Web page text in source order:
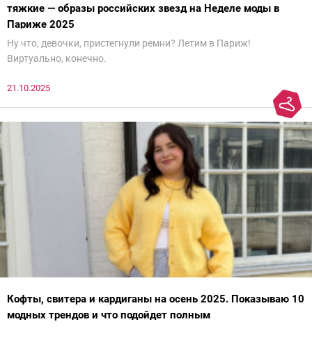
тяжкие — образы российских звезд на Неделе моды в
Париже 2025
Ну что, девочки, пристегнули ремни? Летим в Париж!
Виртуально, конечно.
21.10.2025
Кофты, свитера и кардиганы на осень 2025. Показываю 10
модных трендов и что подойдет полным